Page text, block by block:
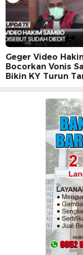
Geger Video
Bocorkan Vonis
Bikin KY Turun